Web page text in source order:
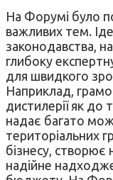
На Форумі було
важливих тем.
законодавства,
глибоку
для швидкого
Наприклад,
дистилерії як до
надає багато
територіальних
бізнесу, створює
надійне